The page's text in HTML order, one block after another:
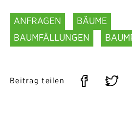
ANFRAGEN
BÄUME
BAUMFÄLLUNGEN
Beitrag teilen
Auf